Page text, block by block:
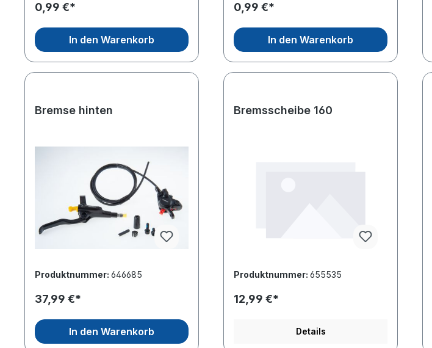
0,99 €*
In den Warenkorb
0,99 €*
In den Warenkorb
Bremse hinten
Produktnummer: 646685
37,99 €*
In den Warenkorb
Bremsscheibe 160
Produktnummer: 655535
12,99 €*
Details